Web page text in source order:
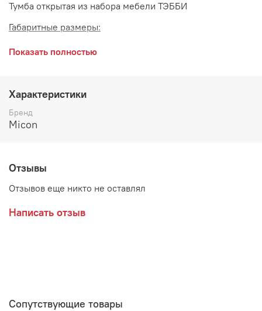
Тумба открытая из набора мебели ТЭББИ
Габаритные размеры:
длина 1200 мм
высота 400 мм
Цвет:
Показать полностью
Характеристики
Бренд
Micon
Отзывы
Отзывов еще никто не оставлял
Написать отзыв
Сопутствующие товары